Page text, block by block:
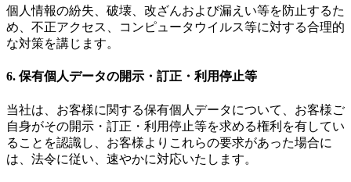
個人情報の紛失、破壊、改ざんおよび漏えい等を防止するた
め、不正アクセス、コンピュータウイルス等に対する合理的
な対策を講じます。
6. 保有個人データの開示・訂正・利用停止等
当社は、お客様に関する保有個人データについて、お客様ご
自身がその開示・訂正・利用停止等を求める権利を有してい
ることを認識し、お客様よりこれらの要求があった場合に
は、法令に従い、速やかに対応いたします。